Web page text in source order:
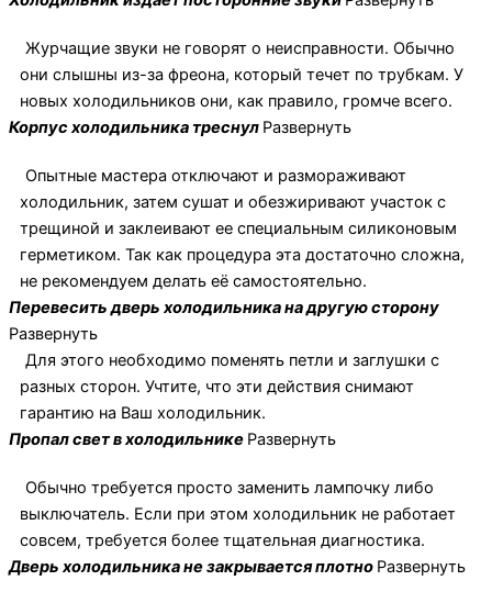
Журчащие звуки не говорят о неисправности. Обычно
они слышны из-за фреона, который течет по трубкам. У
новых холодильников они, как правило, громче всего.
Корпус холодильника треснул Развернуть
Опытные мастера отключают и размораживают
холодильник, затем сушат и обезжиривают участок с
трещиной и заклеивают ее специальным силиконовым
герметиком. Так как процедура эта достаточно сложна,
не рекомендуем делать её самостоятельно.
Перевесить дверь холодильника на другую сторону
Развернуть
Для этого необходимо поменять петли и заглушки с
разных сторон. Учтите, что эти действия снимают
гарантию на Ваш холодильник.
Пропал свет в холодильнике Развернуть
Обычно требуется просто заменить лампочку либо
выключатель. Если при этом холодильник не работает
совсем, требуется более тщательная диагностика.
Дверь холодильника не закрывается плотно Развернуть